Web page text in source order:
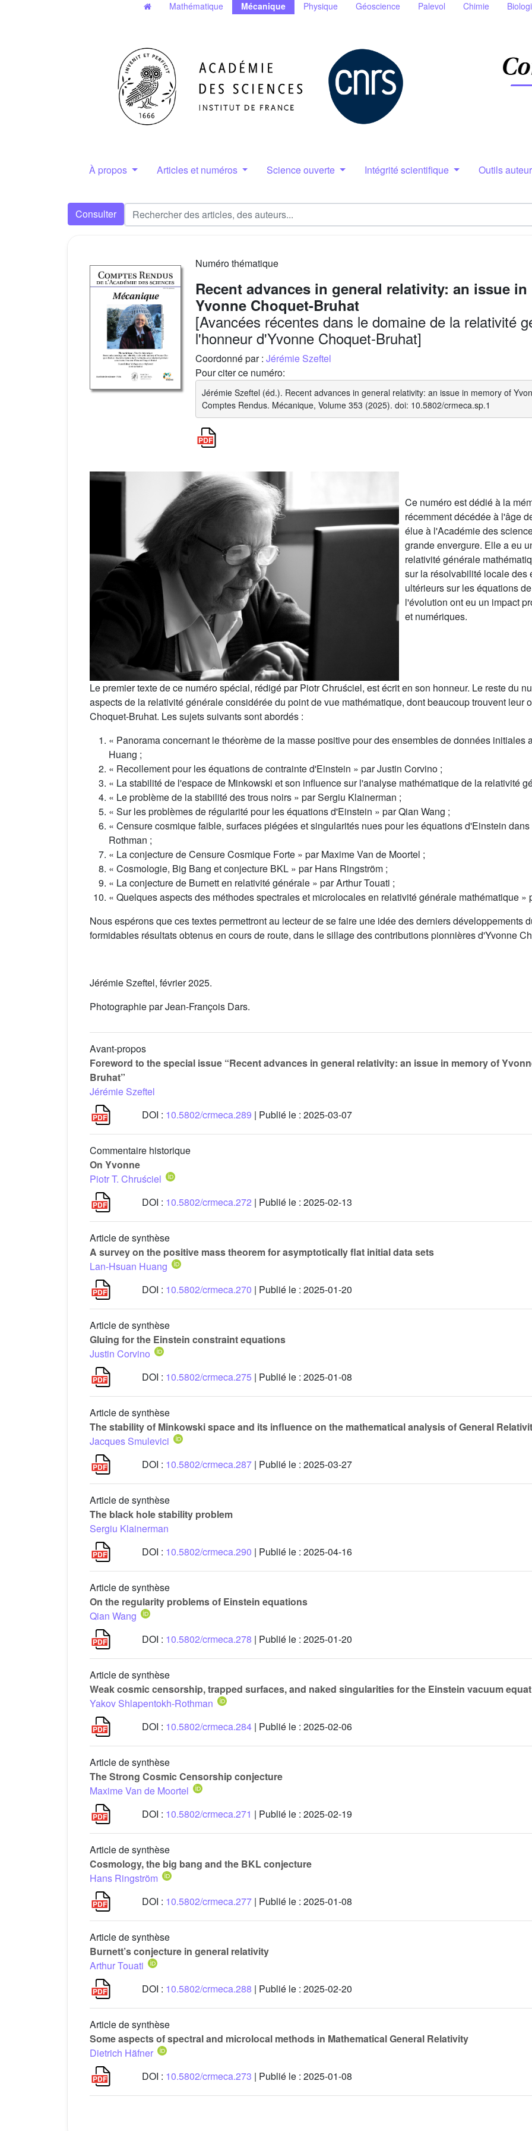
Mathématique Mécanique Physique Géoscience Palevol Chimie
À propos Articles et numéros Science ouverte Intégrité scientifique Outils
Consulter
Numéro thématique
Recent advances in general relativity: an issue
Yvonne Choquet-Bruhat
[Avancées récentes dans le domaine de la relativité
l'honneur d'Yvonne Choquet-Bruhat]
Coordonné par : Jérémie Szeftel
Pour citer ce numéro:
Jérémie Szeftel (éd.). Recent advances in general relativity: an issue in memory of
Comptes Rendus. Mécanique, Volume 353 (2025). doi: 10.5802/crmeca.sp.1
Ce numéro est dédié à la
récemment décédée à l'âge
élue à l'Académie des
grande envergure. Elle a eu
relativité générale
sur la résolvabilité locale des
ultérieurs sur les équations
l'évolution ont eu un impact
et numériques.
Le premier texte de ce numéro spécial, rédigé par Piotr Chruściel, est écrit en son honneur. Le reste du
aspects de la relativité générale considérée du point de vue mathématique, dont beaucoup trouvent leur
Choquet-Bruhat. Les sujets suivants sont abordés :
« Panorama concernant le théorème de la masse positive pour des ensembles de données initiales
Huang ;
« Recollement pour les équations de contrainte d'Einstein » par Justin Corvino ;
« La stabilité de l'espace de Minkowski et son influence sur l'analyse mathématique de la relativité
« Le problème de la stabilité des trous noirs » par Sergiu Klainerman ;
« Sur les problèmes de régularité pour les équations d'Einstein » par Qian Wang ;
« Censure cosmique faible, surfaces piégées et singularités nues pour les équations d'Einstein
Rothman ;
« La conjecture de Censure Cosmique Forte » par Maxime Van de Moortel ;
« Cosmologie, Big Bang et conjecture BKL » par Hans Ringström ;
« La conjecture de Burnett en relativité générale » par Arthur Touati ;
« Quelques aspects des méthodes spectrales et microlocales en relativité générale mathématique »
Nous espérons que ces textes permettront au lecteur de se faire une idée des derniers développements
formidables résultats obtenus en cours de route, dans le sillage des contributions pionnières d'Yvonne
Jérémie Szeftel, février 2025.
Photographie par Jean-François Dars.
Avant-propos
Foreword to the special issue “Recent advances in general relativity: an issue in memory of
Bruhat”
Jérémie Szeftel
DOI : 10.5802/crmeca.289 | Publié le : 2025-03-07
Commentaire historique
On Yvonne
Piotr T. Chruściel
DOI : 10.5802/crmeca.272 | Publié le : 2025-02-13
Article de synthèse
A survey on the positive mass theorem for asymptotically flat initial data sets
Lan-Hsuan Huang
DOI : 10.5802/crmeca.270 | Publié le : 2025-01-20
Article de synthèse
Gluing for the Einstein constraint equations
Justin Corvino
DOI : 10.5802/crmeca.275 | Publié le : 2025-01-08
Article de synthèse
The stability of Minkowski space and its influence on the mathematical analysis of General
Jacques Smulevici
DOI : 10.5802/crmeca.287 | Publié le : 2025-03-27
Article de synthèse
The black hole stability problem
Sergiu Klainerman
DOI : 10.5802/crmeca.290 | Publié le : 2025-04-16
Article de synthèse
On the regularity problems of Einstein equations
Qian Wang
DOI : 10.5802/crmeca.278 | Publié le : 2025-01-20
Article de synthèse
Weak cosmic censorship, trapped surfaces, and naked singularities for the Einstein vacuum
Yakov Shlapentokh-Rothman
DOI : 10.5802/crmeca.284 | Publié le : 2025-02-06
Article de synthèse
The Strong Cosmic Censorship conjecture
Maxime Van de Moortel
DOI : 10.5802/crmeca.271 | Publié le : 2025-02-19
Article de synthèse
Cosmology, the big bang and the BKL conjecture
Hans Ringström
DOI : 10.5802/crmeca.277 | Publié le : 2025-01-08
Article de synthèse
Burnett’s conjecture in general relativity
Arthur Touati
DOI : 10.5802/crmeca.288 | Publié le : 2025-02-20
Article de synthèse
Some aspects of spectral and microlocal methods in Mathematical General Relativity
Dietrich Häfner
DOI : 10.5802/crmeca.273 | Publié le : 2025-01-08